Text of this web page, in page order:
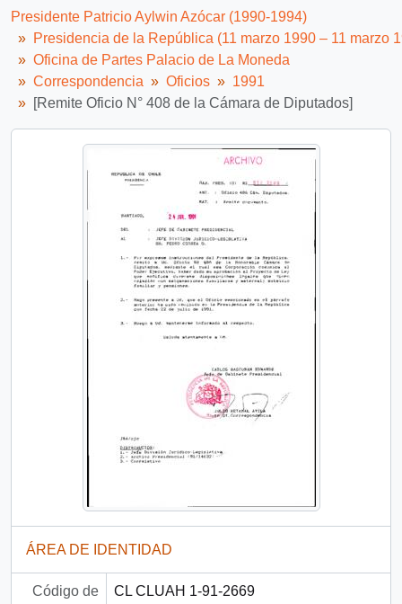
Presidente Patricio Aylwin Azócar (1990-1994)
Presidencia de la República (11 marzo 1990 – 11 marzo
Oficina de Partes Palacio de La Moneda
Correspondencia
Oficios
1991
[Remite Oficio N° 408 de la Cámara de Diputados]
ÁREA DE IDENTIDAD
Código de CL CLUAH 1-91-2669